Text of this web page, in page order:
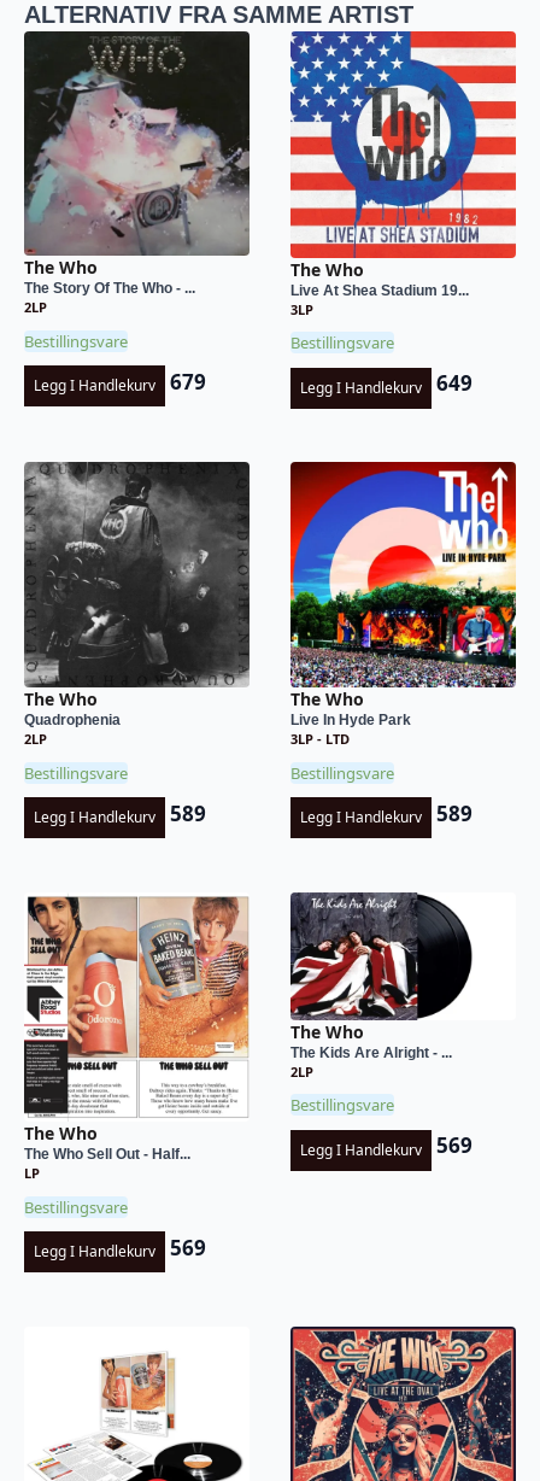
ALTERNATIV FRA SAMME ARTIST
The Who
The Story Of The Who - ...
2LP
Bestillingsvare
Legg I Handlekurv 679
The Who
Live At Shea Stadium 19...
3LP
Bestillingsvare
Legg I Handlekurv 649
The Who
Quadrophenia
2LP
Bestillingsvare
Legg I Handlekurv 589
The Who
Live In Hyde Park
3LP - LTD
Bestillingsvare
Legg I Handlekurv 589
The Who
The Who Sell Out - Half...
LP
Bestillingsvare
Legg I Handlekurv 569
The Who
The Kids Are Alright - ...
2LP
Bestillingsvare
Legg I Handlekurv 569